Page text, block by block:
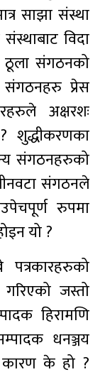
साझा संस्था
विदा
ठूला संगठनको
संगठनहरु प्रेस
अक्षरशः
शुद्धीकरणका
संगठनहरुको
संगठनले
रुपमा
यो ?
पत्रकारहरुको
जस्तो
हिरामणि
धनञ्जय
कारण के हो ?